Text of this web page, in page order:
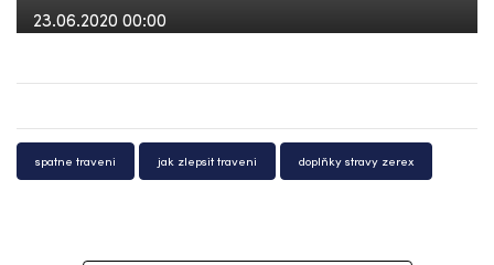
23.06.2020 00:00
spatne traveni jak zlepsit traveni doplňky stravy zerex